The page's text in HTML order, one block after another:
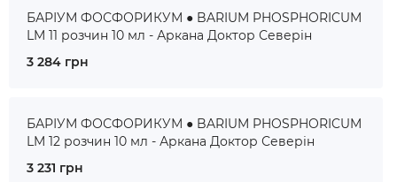
БАРІУМ ФОСФОРИКУМ ● BARIUM PHOSPHORICUM
LM 11 розчин 10 мл - Аркана Доктор Северін
3 284 грн
БАРІУМ ФОСФОРИКУМ ● BARIUM PHOSPHORICUM
LM 12 розчин 10 мл - Аркана Доктор Северін
3 231 грн